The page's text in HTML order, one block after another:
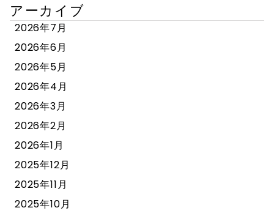
アーカイブ
2026年7月
2026年6月
2026年5月
2026年4月
2026年3月
2026年2月
2026年1月
2025年12月
2025年11月
2025年10月